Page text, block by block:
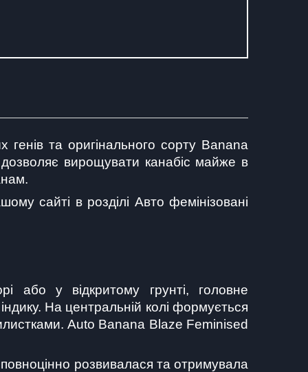
та оригінального сорту Banana
вирощувати канабіс майже в
сайті в розділі Авто фемінізовані
або у відкритому грунті, головне
На центральній колі формується
Auto Banana Blaze Feminised
розвивалася та отримувала